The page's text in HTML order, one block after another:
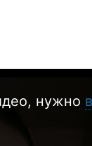
нужно